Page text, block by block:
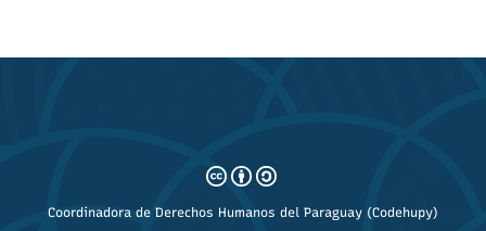
Coordinadora de Derechos Humanos del Paraguay (Codehupy)